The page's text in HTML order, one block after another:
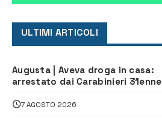
ULTIMI ARTICOLI
Augusta | Aveva droga in casa:
arrestato dai Carabinieri 31enne
7 AGOSTO 2026